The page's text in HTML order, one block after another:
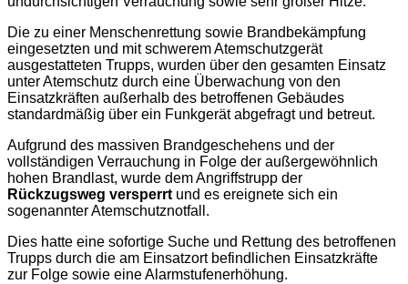
Die zu einer Menschenrettung sowie Brandbekämpfung
eingesetzten und mit schwerem Atemschutzgerät
ausgestatteten Trupps, wurden über den gesamten Einsatz
unter Atemschutz durch eine Überwachung von den
Einsatzkräften außerhalb des betroffenen Gebäudes
standardmäßig über ein Funkgerät abgefragt und betreut.
Aufgrund des massiven Brandgeschehens und der
vollständigen Verrauchung in Folge der außergewöhnlich
hohen Brandlast, wurde dem Angriffstrupp der
Rückzugsweg versperrt und es ereignete sich ein
sogenannter Atemschutznotfall.
Dies hatte eine sofortige Suche und Rettung des betroffenen
Trupps durch die am Einsatzort befindlichen Einsatzkräfte
zur Folge sowie eine Alarmstufenerhöhung.